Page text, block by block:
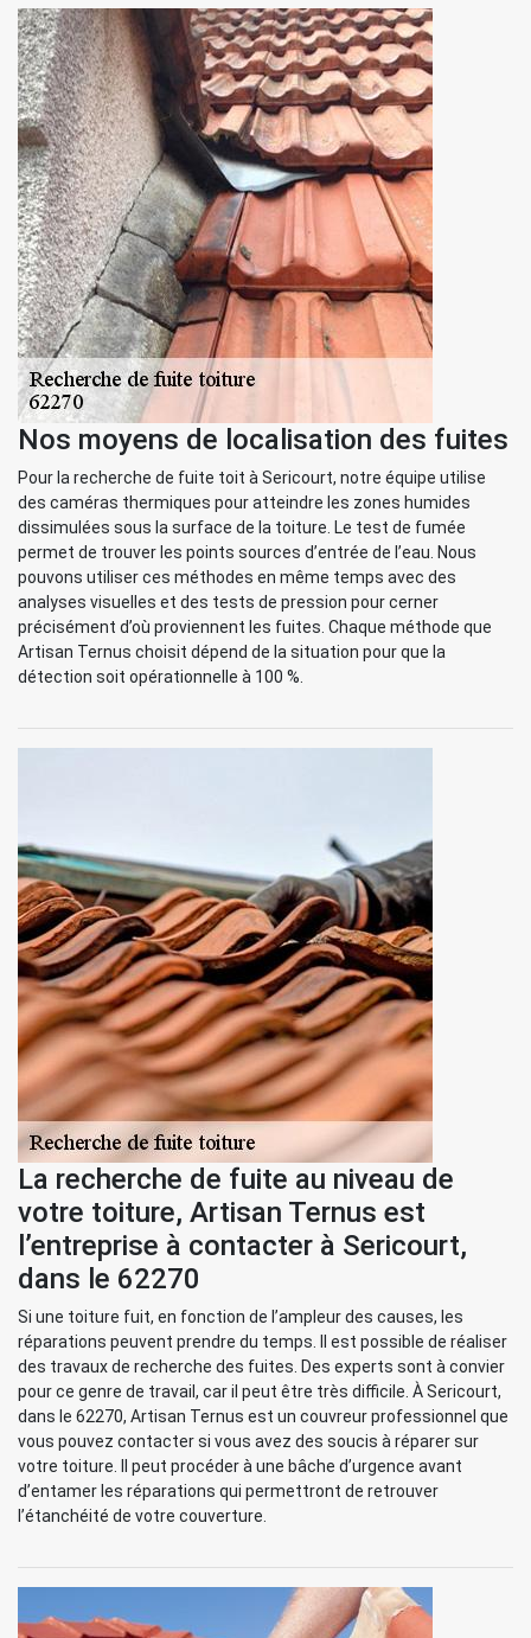
Nos moyens de localisation des fuites
Pour la recherche de fuite toit à Sericourt, notre équipe utilise
des caméras thermiques pour atteindre les zones humides
dissimulées sous la surface de la toiture. Le test de fumée
permet de trouver les points sources d’entrée de l’eau. Nous
pouvons utiliser ces méthodes en même temps avec des
analyses visuelles et des tests de pression pour cerner
précisément d’où proviennent les fuites. Chaque méthode que
Artisan Ternus choisit dépend de la situation pour que la
détection soit opérationnelle à 100 %.
La recherche de fuite au niveau de
votre toiture, Artisan Ternus est
l’entreprise à contacter à Sericourt,
dans le 62270
Si une toiture fuit, en fonction de l’ampleur des causes, les
réparations peuvent prendre du temps. Il est possible de réaliser
des travaux de recherche des fuites. Des experts sont à convier
pour ce genre de travail, car il peut être très difficile. À Sericourt,
dans le 62270, Artisan Ternus est un couvreur professionnel que
vous pouvez contacter si vous avez des soucis à réparer sur
votre toiture. Il peut procéder à une bâche d’urgence avant
d’entamer les réparations qui permettront de retrouver
l’étanchéité de votre couverture.